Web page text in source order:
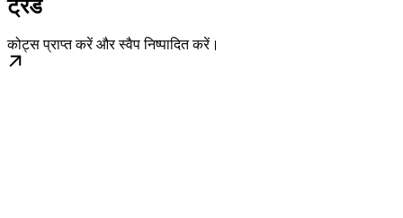
ट्रेड
कोट्स प्राप्त करें और स्वैप निष्पादित करें।